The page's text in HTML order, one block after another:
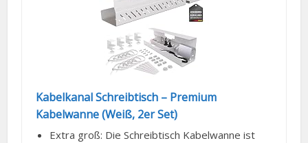
Kabelkanal Schreibtisch – Premium
Kabelwanne (Weiß, 2er Set)
Extra groß: Die Schreibtisch Kabelwanne ist